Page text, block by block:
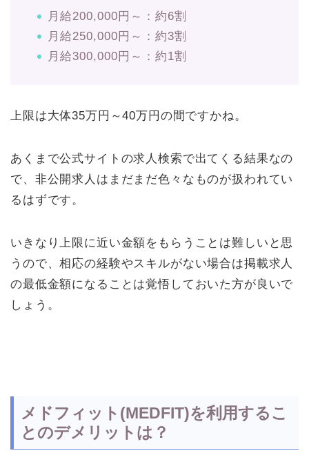
月給200,000円～：約6割
月給250,000円～：約3割
月給300,000円～：約1割
上限は大体35万円～40万円の間ですかね。
あくまで公式サイトの求人検索で出てくる結果なの
で、非公開求人はまだまだ色々なものが扱われてい
るはずです。
いきなり上限に近い金額をもらうことは難しいと思
うので、相応の経験やスキルがない場合は掲載求人
の最低金額になることは覚悟しておいた方が良いで
しょう。
メドフィット(MEDFIT)を利用するこ
とのデメリットは？